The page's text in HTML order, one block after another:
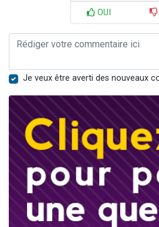
OUI
Je veux être averti des nouveaux